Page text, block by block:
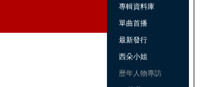
專輯資料庫
單曲首播
最新發行
西朵小姐
歷年人物專訪